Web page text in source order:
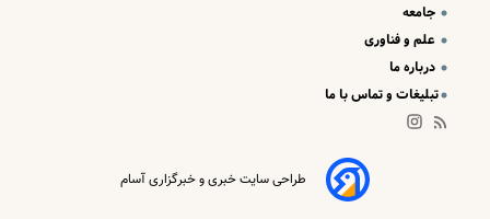
جامعه
علم و فناوری
درباره ما
تبلیغات و تماس با ما
طراحی سایت خبری و خبرگزاری آسام